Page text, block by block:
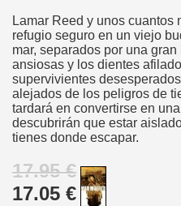
Lamar Reed y unos cuantos
refugio seguro en un viejo
mar, separados por una
ansiosas y los dientes
supervivientes
alejados de los peligros de
tardará en convertirse en
descubrirán que estar
tienes donde escapar.
17.95 €
17.05 €